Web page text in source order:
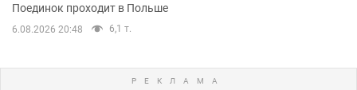
Поединок проходит в Польше
6.08.2026 20:48 6,1 т.